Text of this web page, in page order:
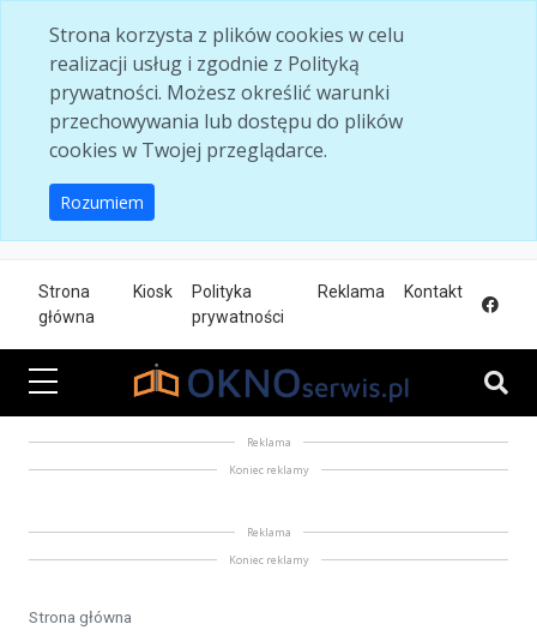
Strona korzysta z plików cookies w celu
realizacji usług i zgodnie z Polityką
prywatności. Możesz określić warunki
przechowywania lub dostępu do plików
cookies w Twojej przeglądarce.
Rozumiem
Strona
główna
Kiosk
Polityka
prywatności
Reklama Kontakt
Reklama
Koniec reklamy
Reklama
Koniec reklamy
Strona główna